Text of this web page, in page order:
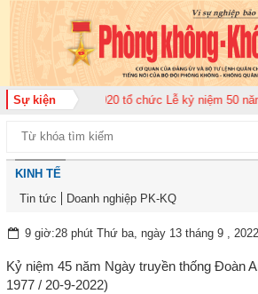
Sự kiện
quân 920 tổ chức Lễ kỷ niệm 50 năm Ngày
KINH TẾ
Tin tức
Doanh nghiệp PK-KQ
9 giờ:28 phút Thứ ba, ngày 13 tháng 9 , 2022
Kỷ niệm 45 năm Ngày truyền thống Đoàn
1977 / 20-9-2022)